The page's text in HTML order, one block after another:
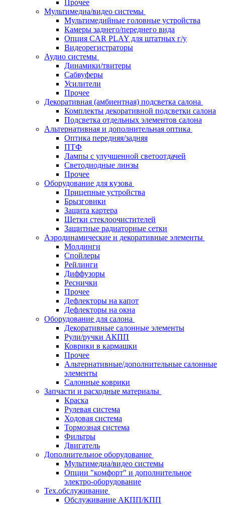
Прочее
Мультимедиа/видео системы
Мультимедийные головные устройства
Камеры заднего/переднего вида
Опция CAR PLAY для штатных г/у
Видеорегистраторы
Аудио системы
Динамики/твитеры
Сабвуферы
Усилители
Прочее
Декоративная (амбиентная) подсветка салона
Комплекты декоративной подсветки салона
Подсветка отдельных элементов салона
Альтернативная и дополнительная оптика
Оптика передняя/задняя
ПТФ
Лампы с улучшенной светоотдачей
Светодиодные линзы
Прочее
Оборудование для кузова
Прицепные устройства
Брызговики
Защита картера
Щетки стеклоочистителей
Защитные радиаторные сетки
Аэродинамические и декоративные элементы
Молдинги
Спойлеры
Рейлинги
Диффузоры
Реснички
Прочее
Дефлекторы на капот
Дефлекторы на окна
Оборудование для салона
Декоративные салонные элементы
Рули/ручки АКПП
Коврики в кармашки
Прочее
Альтернативные/дополнительные салонные
элементы
Салонные коврики
Запчасти и расходные материалы
Краска
Рулевая система
Ходовая система
Тормозная система
Фильтры
Двигатель
Дополнительное оборудование
Мультимедиа/видео системы
Опции "комфорт" и дополнительное
электро-оборудование
Тех.обслуживание
Обслуживание АКПП/КПП